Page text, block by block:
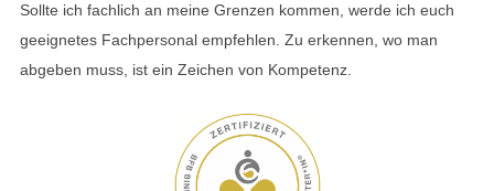
Sollte ich fachlich an meine Grenzen kommen, werde ich euch
geeignetes Fachpersonal empfehlen. Zu erkennen, wo man
abgeben muss, ist ein Zeichen von Kompetenz.